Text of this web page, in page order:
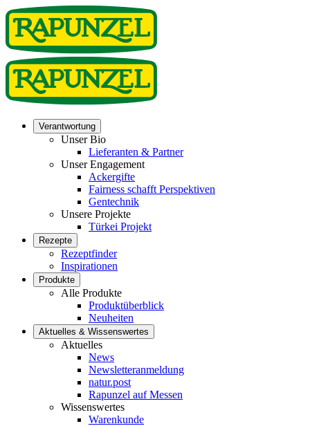
Verantwortung
Unser Bio
Lieferanten & Partner
Unser Engagement
Ackergifte
Fairness schafft Perspektiven
Gentechnik
Unsere Projekte
Türkei Projekt
Rezepte
Rezeptfinder
Inspirationen
Produkte
Alle Produkte
Produktüberblick
Neuheiten
Aktuelles & Wissenswertes
Aktuelles
News
Newsletteranmeldung
natur.post
Rapunzel auf Messen
Wissenswertes
Warenkunde